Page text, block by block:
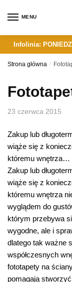
MENU
Infolinia:
Strona główna /
23 czerwca 2015
Zakup lub
wiąże się z
któremu wnętrza…
Zakup lub
wiąże się z
któremu wnętrza
wyglądem do
którym przebywa
wygodne, ale i
dlatego tak ważne
współczesnych
fototapety na
pomagają